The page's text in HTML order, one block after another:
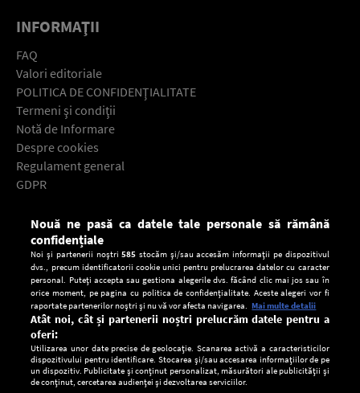
INFORMAŢII
FAQ
Valori editoriale
POLITICA DE CONFIDENŢIALITATE
Termeni şi condiţii
Notă de Informare
Despre cookies
Regulament general
GDPR
Descarcă gratuit aplicaţia Europa FM pentru smartphone:
Nouă ne pasă ca datele tale personale să rămână
confidențiale
Noi și partenerii noștri585 stocăm și/sau accesăm informații pe dispozitivul
dvs., precum identificatorii cookie unici pentru prelucrarea datelor cu caracter
personal. Puteți accepta sau gestiona alegerile dvs. făcând clic mai jos sau în
orice moment, pe pagina cu politica de confidențialitate. Aceste alegeri vor fi
raportate partenerilor noștri și nu vă vor afecta navigarea. Mai multe detalii
Atât noi, cât și partenerii noștri prelucrăm datele pentru a
oferi:
Utilizarea unor date precise de geolocație. Scanarea activă a caracteristicilor
dispozitivului pentru identificare. Stocarea și/sau accesarea informațiilor de pe
un dispozitiv. Publicitate și conținut personalizat, măsurători ale publicității și
de conținut, cercetarea audienței și dezvoltarea serviciilor.